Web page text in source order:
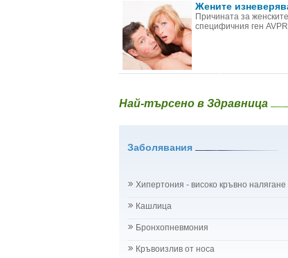
Жените
Причината за
специфичния ген
Най-търсено в Здравница
Заболявания
Хипертония - високо кръвно налягане
Кашлица
Бронхопневмония
Кръвоизлив от носа